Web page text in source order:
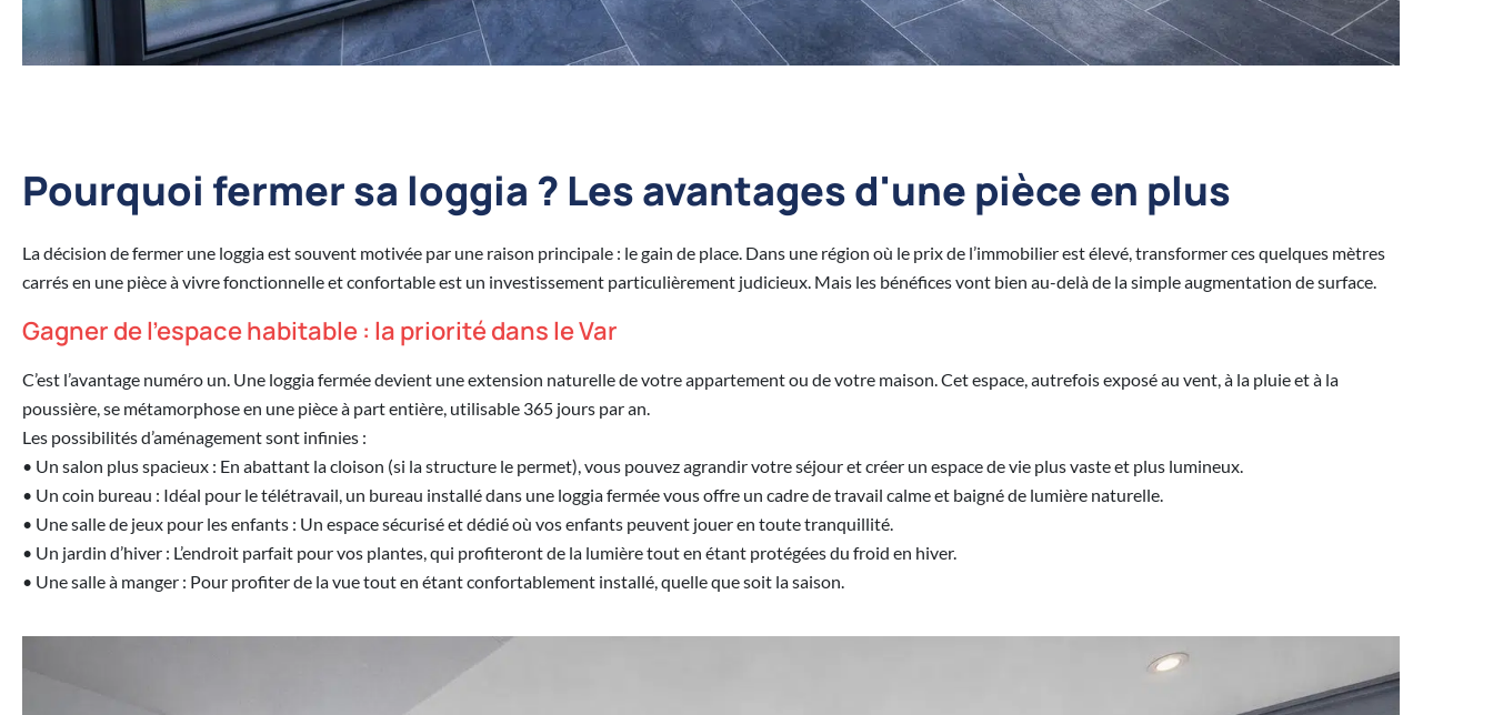
Pourquoi fermer sa loggia ? Les avantages d'une pièce en plus
La décision de fermer une loggia est souvent motivée par une raison principale : le gain de place. Dans une région où le prix de l’immobilier est élevé, transformer ces quelques mètres
carrés en une pièce à vivre fonctionnelle et confortable est un investissement particulièrement judicieux. Mais les bénéfices vont bien au-delà de la simple augmentation de surface.
Gagner de l'espace habitable : la priorité dans le Var
C’est l’avantage numéro un. Une loggia fermée devient une extension naturelle de votre appartement ou de votre maison. Cet espace, autrefois exposé au vent, à la pluie et à la
poussière, se métamorphose en une pièce à part entière, utilisable 365 jours par an.
Les possibilités d’aménagement sont infinies :
• Un salon plus spacieux : En abattant la cloison (si la structure le permet), vous pouvez agrandir votre séjour et créer un espace de vie plus vaste et plus lumineux.
• Un coin bureau : Idéal pour le télétravail, un bureau installé dans une loggia fermée vous offre un cadre de travail calme et baigné de lumière naturelle.
• Une salle de jeux pour les enfants : Un espace sécurisé et dédié où vos enfants peuvent jouer en toute tranquillité.
• Un jardin d’hiver : L’endroit parfait pour vos plantes, qui profiteront de la lumière tout en étant protégées du froid en hiver.
• Une salle à manger : Pour profiter de la vue tout en étant confortablement installé, quelle que soit la saison.